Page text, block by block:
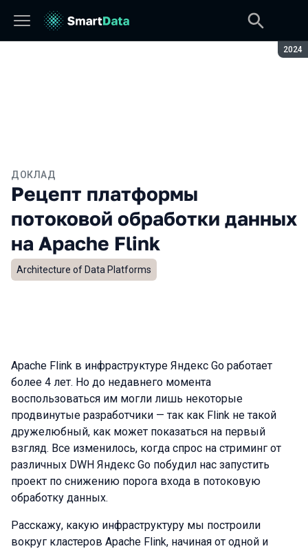
2024
ДОКЛАД
Рецепт платформы
потоковой обработки данных
на Apache Flink
Architecture of Data Platforms
Apache Flink в инфраструктуре Яндекс Go работает
более 4 лет. Но до недавнего момента
воспользоваться им могли лишь некоторые
продвинутые разработчики — так как Flink не такой
дружелюбный, как может показаться на первый
взгляд. Все изменилось, когда спрос на стриминг от
различных DWH Яндекс Go побудил нас запустить
проект по снижению порога входа в потоковую
обработку данных.
Расскажу, какую инфраструктуру мы построили
вокруг кластеров Apache Flink, начиная от одной и